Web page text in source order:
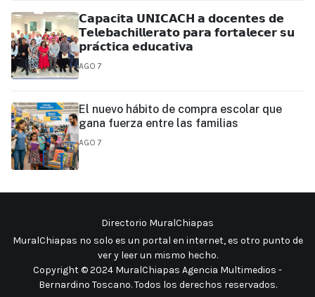
𝗖𝗮𝗽𝗮𝗰𝗶𝘁𝗮 𝗨𝗡𝗜𝗖𝗔𝗖𝗛 𝗮 𝗱𝗼𝗰𝗲𝗻𝘁𝗲𝘀 𝗱𝗲
𝗧𝗲𝗹𝗲𝗯𝗮𝗰𝗵𝗶𝗹𝗹𝗲𝗿𝗮𝘁𝗼 𝗽𝗮𝗿𝗮 𝗳𝗼𝗿𝘁𝗮𝗹𝗲𝗰𝗲𝗿 𝘀𝘂
𝗽𝗿𝗮́𝗰𝘁𝗶𝗰𝗮 𝗲𝗱𝘂𝗰𝗮𝘁𝗶𝘃𝗮
AGO 7
El nuevo hábito de compra escolar que
gana fuerza entre las familias
AGO 7
Directorio MuralChiapas
MuralChiapas no solo es un portal en internet, es otro punto de
ver y leer un mismo hecho.
Copyright © 2024 MuralChiapas Agencia Multimedios -
Bernardino Toscano. Todos los derechos reservados.